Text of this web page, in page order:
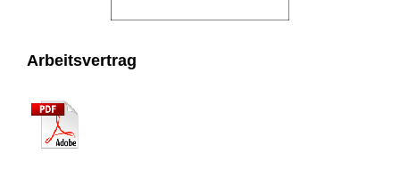
Arbeitsvertrag